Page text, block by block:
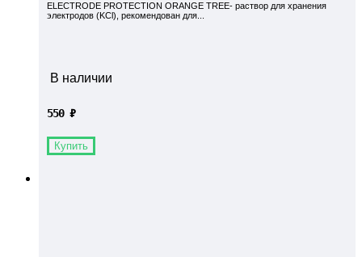
ELECTRODE PROTECTION ORANGE TREE- раствор для хранения
электродов (KCl), рекомендован для...
В наличии
550 ₽
Купить